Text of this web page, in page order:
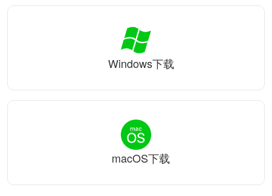
Windows下载
macOS下载